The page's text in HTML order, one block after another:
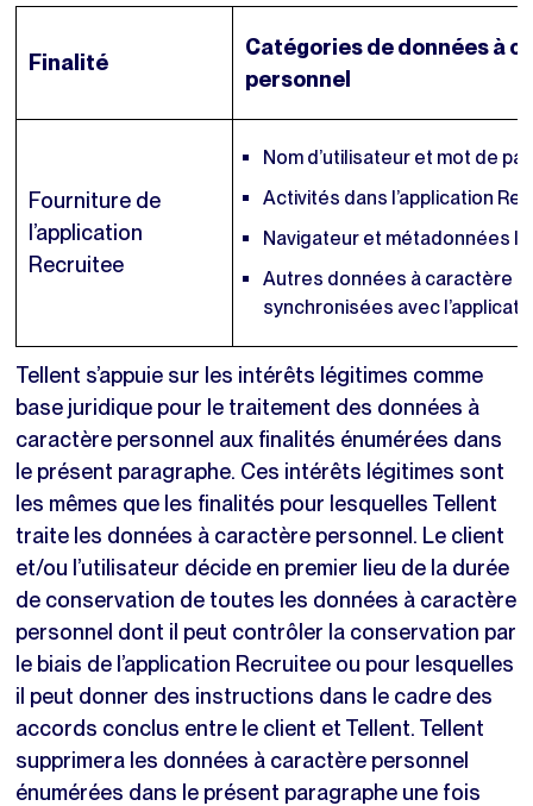
Finalité
Catégories de données à
personnel
Fourniture de
l’application
Recruitee
Nom d’utilisateur et mot de
Activités dans l’application
Navigateur et métadonnées
Autres données à caractère
synchronisées avec
Tellent s’appuie sur les intérêts légitimes comme
base juridique pour le traitement des données à
caractère personnel aux finalités énumérées dans
le présent paragraphe. Ces intérêts légitimes sont
les mêmes que les finalités pour lesquelles Tellent
traite les données à caractère personnel. Le client
et/ou l’utilisateur décide en premier lieu de la durée
de conservation de toutes les données à caractère
personnel dont il peut contrôler la conservation par
le biais de l’application Recruitee ou pour lesquelles
il peut donner des instructions dans le cadre des
accords conclus entre le client et Tellent. Tellent
supprimera les données à caractère personnel
énumérées dans le présent paragraphe une fois